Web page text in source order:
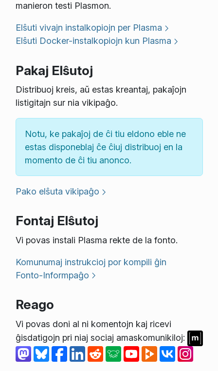
manieron testi Plasmon.
Elŝuti vivajn instalkopiojn per Plasma
Elŝuti Docker-instalkopiojn kun Plasma
Pakaj Elŝutoj
Distribuoj kreis, aŭ estas kreantaj, pakaĵojn
listigitajn sur nia vikipaĝo.
Notu, ke pakaĵoj de ĉi tiu eldono eble ne
estas disponeblaj ĉe ĉiuj distribuoj en la
momento de ĉi tiu anonco.
Pako elŝuta vikipaĝo
Fontaj Elŝutoj
Vi povas instali Plasma rekte de la fonto.
Komunumaj instrukcioj por kompili ĝin
Fonto-Informpaĝo
Reago
Vi povas doni al ni komentojn kaj ricevi
ĝisdatigojn pri niaj sociaj amaskomunikiloj: